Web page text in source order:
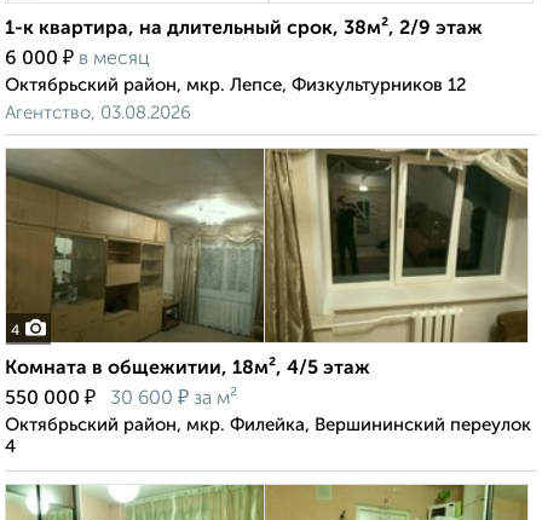
1-к квартира, на длительный срок, 38м², 2/9 этаж
6 000 ₽ в месяц
Октябрьский район, мкр. Лепсе, Физкультурников 12
Агентство, 03.08.2026
4
Комната в общежитии, 18м², 4/5 этаж
550 000 ₽ 30 600 ₽ за м²
Октябрьский район, мкр. Филейка, Вершининский переулок
4